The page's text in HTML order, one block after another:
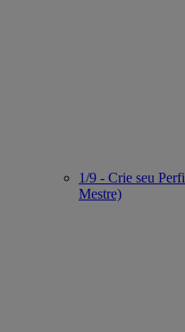
1/9 - Crie seu
Mestre)